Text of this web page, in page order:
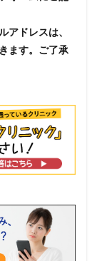
ドレスは、
ます。ご了承